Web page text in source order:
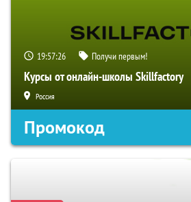
19:57:26 Получи первым!
Курсы от онлайн-школы Skillfactory
Россия
Промокод